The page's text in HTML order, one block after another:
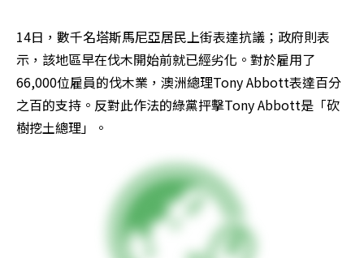
14日，數千名塔斯馬尼亞居民上街表達抗議；政府則表
示，該地區早在伐木開始前就已經劣化。對於雇用了
66,000位雇員的伐木業，澳洲總理Tony Abbott表達百分
之百的支持。反對此作法的綠黨抨擊Tony Abbott是「砍
樹挖土總理」。